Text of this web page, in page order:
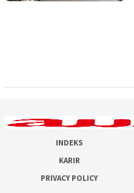
INDEKS
KARIR
PRIVACY POLICY